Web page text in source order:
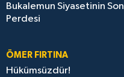
Bukalemun Siyasetinin Son
Perdesi
ÖMER FIRTINA
Hükümsüzdür!